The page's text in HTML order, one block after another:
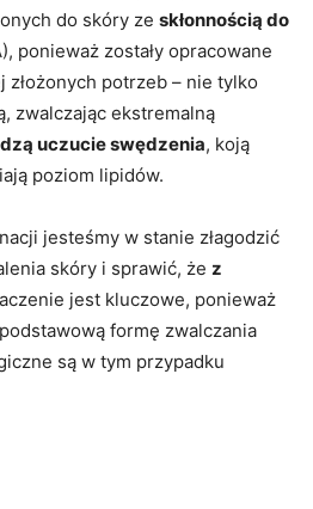
do skóry ze skłonnością do
ponieważ zostały opracowane
złożonych potrzeb – nie tylko
zwalczając ekstremalną
uczucie swędzenia, koją
poziom lipidów.
jesteśmy w stanie złagodzić
skóry i sprawić, że z
jest kluczowe, ponieważ
formę zwalczania
są w tym przypadku